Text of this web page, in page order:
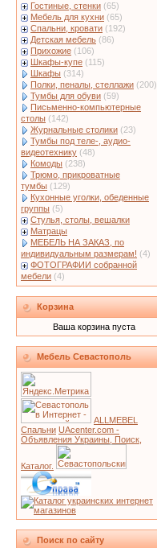
Гостиные, стенки (65)
Мебель для кухни (65)
Спальни, кровати (192)
Детская мебель (86)
Прихожие (106)
Шкафы-купе (115)
Шкафы (314)
Полки, пеналы, стеллажи (200)
Тумбы для обуви (59)
Письменно-компьютерные
столы (142)
Журнальные столики (23)
Тумбы под теле-, аудио-
видеотехнику (48)
Комоды (238)
Трюмо, прикроватные
тумбы (129)
Кухонные уголки, обеденные
группы (5)
Стулья, столы, вешалки
Матрацы
МЕБЕЛЬ НА ЗАКАЗ, по
индивидуальным размерам! (4)
ФОТОГРАФИИ собранной
мебели (4)
Корзина
Ваша корзина пуста
Мебель Севастополь
ALLMEBEL
Спальни UAcenter.com -
Объявления Украины, Поиск,
Каталог.
Поиск по сайту